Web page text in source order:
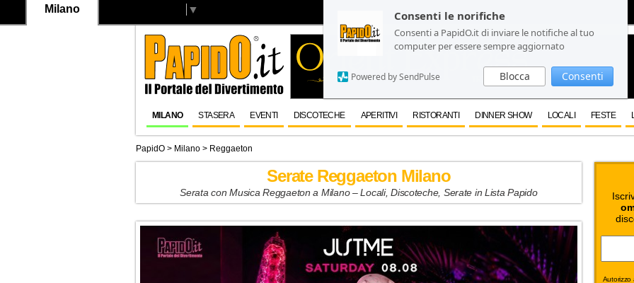
Consenti le norifiche
Consenti a PapidO.it di inviare le notifiche al tuo
computer per essere sempre aggiornato
Blocca Consenti
Powered by SendPulse
Consenti le norifiche
Consenti a PapidO.it di inviare le notifiche al tuo
computer per essere sempre aggiornato
Blocca Consenti
Powered by SendPulse
Milano ▼
MILANO STASERA EVENTI DISCOTECHE APERITIVI RISTORANTI DINNER SHOW LOCALI FESTE
PapidO > Milano > Reggaeton
Serate Reggaeton Milano
Serata con Musica Reggaeton a Milano – Locali, Discoteche, Serate in Lista Papido
Autorizzo